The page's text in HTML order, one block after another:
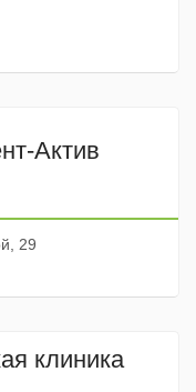
Актив
29
клиника